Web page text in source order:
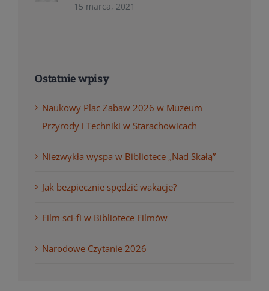
15 marca, 2021
Ostatnie wpisy
Naukowy Plac Zabaw 2026 w Muzeum
Przyrody i Techniki w Starachowicach
Niezwykła wyspa w Bibliotece „Nad Skałą”
Jak bezpiecznie spędzić wakacje?
Film sci-fi w Bibliotece Filmów
Narodowe Czytanie 2026